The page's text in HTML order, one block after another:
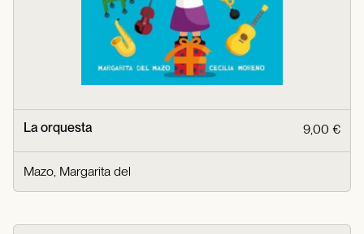
La orquesta 9,00 €
Mazo, Margarita del